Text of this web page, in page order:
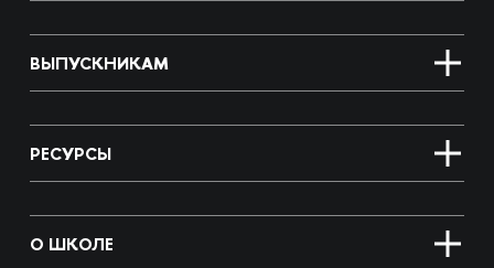
ВЫПУСКНИКАМ
РЕСУРСЫ
О ШКОЛЕ